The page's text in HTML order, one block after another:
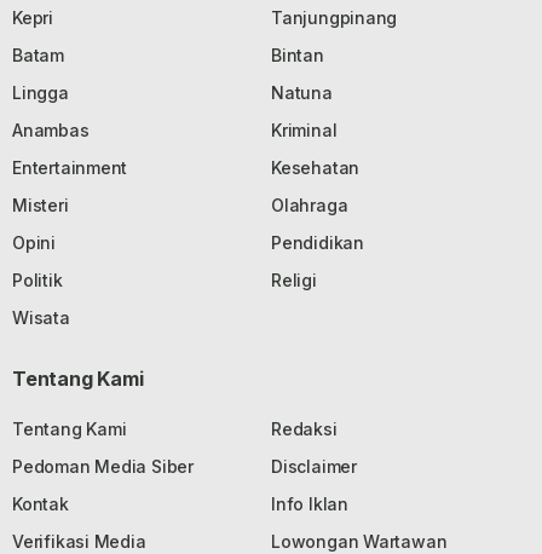
Kepri
Tanjungpinang
Batam
Bintan
Lingga
Natuna
Anambas
Kriminal
Entertainment
Kesehatan
Misteri
Olahraga
Opini
Pendidikan
Politik
Religi
Wisata
Tentang Kami
Tentang Kami
Redaksi
Pedoman Media Siber
Disclaimer
Kontak
Info Iklan
Verifikasi Media
Lowongan Wartawan